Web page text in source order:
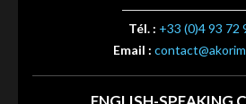
Tél. : +33 (0)4 93 72
Email :